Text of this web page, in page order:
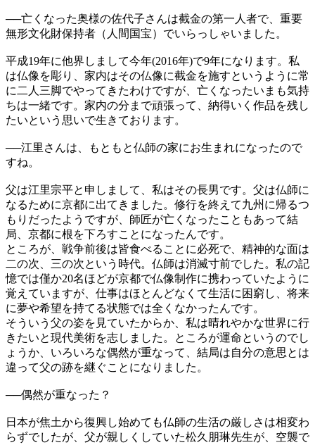
──亡くなった奥様の佐代子さんは截金の第一人者で、重要
無形文化財保持者（人間国宝）でいらっしゃいました。
平成19年に他界しまして今年(2016年)で9年になります。私
は仏像を彫り、家内はその仏像に截金を施すというように常
に二人三脚でやってきたわけですが、亡くなったいまも気持
ちは一緒です。家内の分まで頑張って、納得いく作品を残し
たいという思いで生きております。
──江里さんは、もともと仏師の家にお生まれになったので
すね。
父は江里宗平と申しまして、私はその長男です。父は仏師に
なるために京都に出てきました。修行を終えて九州に帰るつ
もりだったようですが、師匠が亡くなったこともあって結
局、京都に根を下ろすことになったんです。
ところが、戦争前後は皆食べることに必死で、精神的な面は
二の次、三の次という時代。仏師は消滅寸前でした。私の記
憶では僅か20名ほどが京都で仏像制作に携わっていたように
覚えていますが、仕事はほとんどなくて生活に困窮し、将来
に夢や希望を持てる状態では全くなかったんです。
そういう父の姿を見ていたからか、私は晴れやかな世界に行
きたいと現代美術を志しました。ところが運命というのでし
ょうか、いろいろな偶然が重なって、結局は自分の意思とは
違って父の跡を継ぐことになりました。
──偶然が重なった？
日本が焦土から復興し始めても仏師の生活の厳しさは相変わ
らずでしたが、父が親しくしていた松久朋琳先生が、空襲で